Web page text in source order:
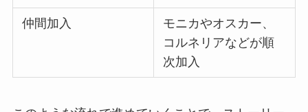
仲間加入
モニカやオスカー、
コルネリアなどが順
次加入